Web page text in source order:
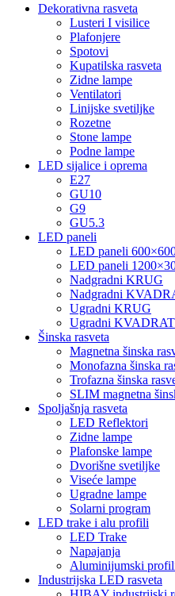
Dekorativna rasveta
Lusteri I visilice
Plafonjere
Spotovi
Kupatilska rasveta
Zidne lampe
Ventilatori
Linijske svetiljke
Rozetne
Stone lampe
Podne lampe
LED sijalice i oprema
E27
GU10
G9
GU5.3
LED paneli
LED paneli
LED paneli
Nadgradni KRUG
Nadgradni
Ugradni KRUG
Ugradni KVADRAT
Šinska rasveta
Magnetna šinska
Monofazna šinska
Trofazna šinska
SLIM magnetna
Spoljašnja rasveta
LED Reflektori
Zidne lampe
Plafonske lampe
Dvorišne svetiljke
Viseće lampe
Ugradne lampe
Solarni program
LED trake i alu profili
LED Trake
Napajanja
Aluminijumski
Industrijska LED rasveta